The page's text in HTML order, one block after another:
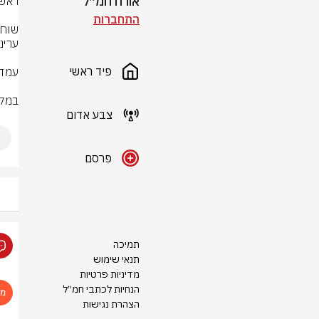
התחברות
פיד ראשי
צבע אדום
פרסם
תמיכה
תנאי שימוש
מדיניות פרטיות
הנחיות לכתבי חמ״ל
הצהרת נגישות